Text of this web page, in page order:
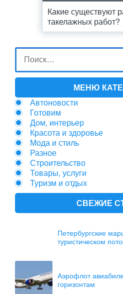
Какие существуют
такелажных работ?
МЕНЮ
Автоновости
Готовим
Дом, интерьер
Красота и здоровье
Мода и стиль
Разное
Строительство
Товары, услуги
Туризм и отдых
СВЕЖИЕ
Петербургские
туристическом
Аэрофлот
горизонтам